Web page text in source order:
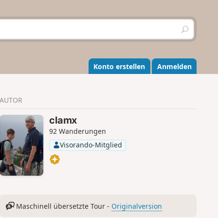
S
u
h
e
n
Konto erstellen Anmelden
AUTOR
clamx
92 Wanderungen
Visorando-Mitglied
Maschinell übersetzte Tour - Originalversion